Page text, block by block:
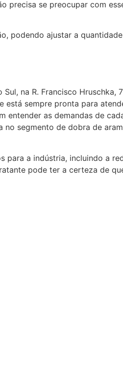
precisa se preocupar com
podendo ajustar a
Sul, na R. Francisco Hruschka,
está sempre pronta para
entender as demandas de
no segmento de dobra de
para a indústria, incluindo a
pode ter a certeza de